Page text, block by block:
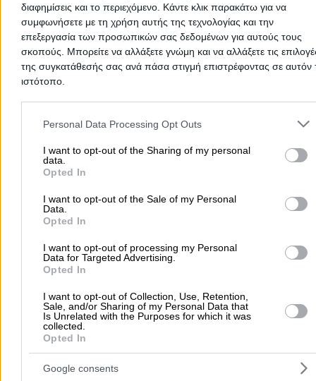
διαφημίσεις και το περιεχόμενο. Κάντε κλικ παρακάτω για να
συμφωνήσετε με τη χρήση αυτής της τεχνολογίας και την
επεξεργασία των προσωπικών σας δεδομένων για αυτούς τους
σκοπούς. Μπορείτε να αλλάξετε γνώμη και να αλλάξετε τις
της συγκατάθεσής σας ανά πάσα στιγμή επιστρέφοντας σε αυτόν
ιστότοπο.
Please note that this website/app uses one or more Google
and may gather and store information including but not limited to
to Google and its third-party tags to use your data for below
purposes in below Google consent section.
Personal Data Processing Opt Outs
I want to opt-out of the Sharing of my personal
data.
Opted In
I want to opt-out of the Sale of my Personal
Data.
Opted In
I want to opt-out of processing my Personal
Data for Targeted Advertising.
Opted In
I want to opt-out of Collection, Use, Retention,
Sale, and/or Sharing of my Personal Data that
Is Unrelated with the Purposes for which it was
collected.
Opted In
Google consents
Προσθήκη αξιολόγησης
> Νομός ΧΑΝΙΩΝ
Παντοπωλεία > PERIVOLIA
Δημοφιλείς Αναζητήσεις
Μετακομίσεις & Μεταφορές Κλειδιά & Κλειδαριές
Συνεργεία Αυτοκινήτων
Υδραυλικοί - Υδραυλικές Εγκαταστάσεις
περισσότερα >>
Τοπική Αναζήτηση